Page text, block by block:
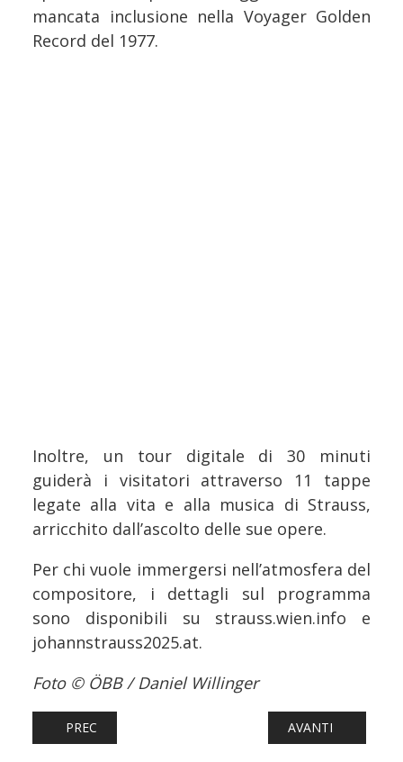
mancata inclusione nella Voyager Golden
Record del 1977.
Inoltre, un tour digitale di 30 minuti
guiderà i visitatori attraverso 11 tappe
legate alla vita e alla musica di Strauss,
arricchito dall’ascolto delle sue opere.
Per chi vuole immergersi nell’atmosfera del
compositore, i dettagli sul programma
sono disponibili su strauss.wien.info e
johannstrauss2025.at.
Foto © ÖBB / Daniel Willinger
ARTICOLO PRECEDENTE: FERROVIE: TORNA A CORRERE
PREC ARTICOLO
AVANTI